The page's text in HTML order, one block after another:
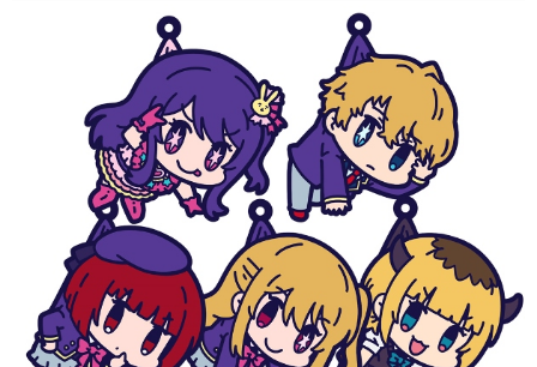
1.本服務係由「台灣大哥大股份有限公司」（以下簡稱本公司）所提供，讓
用戶於交易時，得透過本服務購買商品或服務，並由商店將買賣／分期付款
買賣價金債權讓與本公司後，依約使用本公司帳單繳交帳款。
2.基於同意付款使用「大哥付你分期」之契約關係目的，商店將以您的個人
資料（包含姓名、電話或地址）提供予台灣大哥大進項蒐集、處理及利用，
由本公司與您本人進行分期帳單所需資料之確認、核對及更正。
3.完整用戶服務條款，請詳閱以下連結： https://oppay.tw/userRule
每筆NT$90，滿NT$3,000(含以上)免運費
預購-付款後7-11取貨(舊)
每筆NT$90，滿NT$3,000(含以上)免運費
預購-宅配(舊)
每筆NT$120，滿NT$3,000(含以上)免運費
預購-宅配(離島)(舊)
每筆NT$160，滿NT$3,000(含以上)免運費
東海門市自取，需自備購物袋取貨唷。
免運費